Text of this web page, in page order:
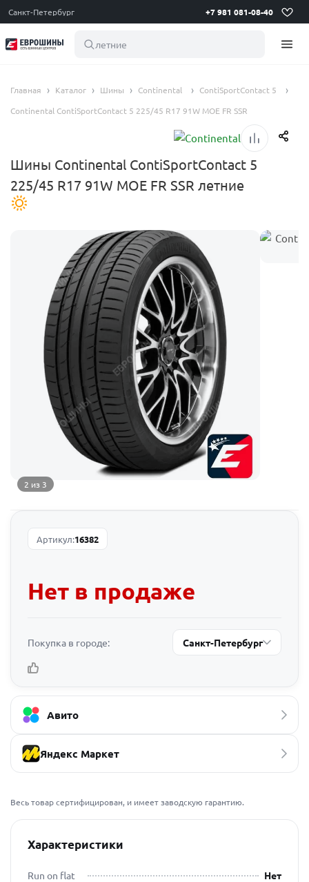
Санкт-Петербург +7 981 081-08-40
летние шины
Главная Каталог Шины Continental
ContiSportContact 5
Continental ContiSportContact 5 225/45 R17 91W MOE FR SSR
Шины Continental ContiSportContact 5
225/45 R17 91W MOE FR SSR летние
2 из 3
Артикул:16382
Нет в продаже
Покупка в городе: Санкт-Петербург
Авито
Яндекс Маркет
Весь товар сертифицирован, и имеет заводскую гарантию.
Характеристики
Run on flat
Нет